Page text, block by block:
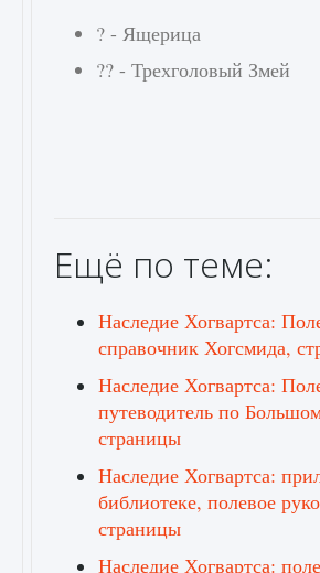
? - Ящерица
?? - Трехголовый Змей
Ещё по теме:
Наследие Хогвартса:
справочник Хогсмида,
Наследие Хогвартса:
путеводитель по
страницы
Наследие Хогвартса:
библиотеке, полевое
страницы
Наследие Хогвартса: